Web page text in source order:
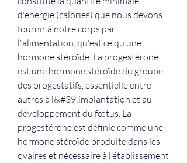
d'énergie (calories) que nous devons
fournir à notre corps par
l'alimentation, qu'est ce qu une
hormone stéroïde. La progestérone
est une hormone stéroïde du groupe
des progestatifs, essentielle entre
autres à l&#39;implantation et au
développement du fœtus. La
progestérone est définie comme une
hormone stéroïde produite dans les
ovaires et nécessaire à l’établissement